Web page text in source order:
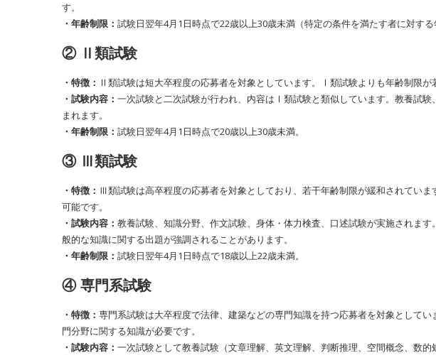
す。
・年齢制限： 試験日翌年4月1日時点で22歳以上30歳未満（特定の条件を満たす者に対する
② Ⅱ類試験
・特徴： Ⅱ類試験は短大卒程度の応募者を対象としています。Ⅰ類試験よりも年齢制限が
・試験内容： 一次試験と二次試験が行われ、内容はⅠ類試験と類似しています。教養試
まれます。
・年齢制限： 試験日翌年4月1日時点で20歳以上30歳未満。
③ Ⅲ類試験
・特徴： Ⅲ類試験は高卒程度の応募者を対象としており、若干年齢制限が緩和されてい
可能です。
・試験内容： 教養試験、知識分野、作文試験、身体・体力検査、口述試験が実施されま
般的な知識に関する出題が強調されることがあります。
・年齢制限： 試験日翌年4月1日時点で18歳以上22歳未満。
④ 専門系試験
・特徴： 専門系試験は大卒程度で法律、建築などの専門知識を持つ応募者を対象として
門分野に関する知識が必要です。
・試験内容： 一次試験として教養試験（文章理解、英文理解、判断推理、空間概念、数